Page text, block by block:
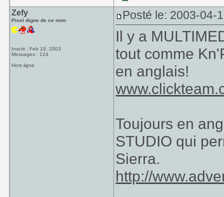
Zefy
Pixel digne de ce nom
Inscrit : Feb 19, 2003
Messages : 124
Hors ligne
Posté le: 2003-04-
Il y a
tout comme
en anglais!
Toujours en
STUDIO qui
Sierra.
http://